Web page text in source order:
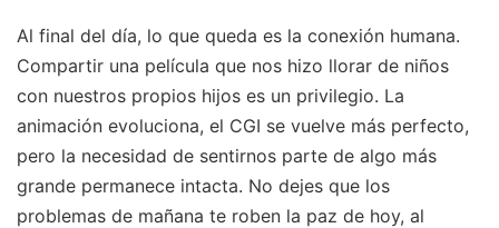
Al final del día, lo que queda es la conexión humana.
Compartir una película que nos hizo llorar de niños
con nuestros propios hijos es un privilegio. La
animación evoluciona, el CGI se vuelve más perfecto,
pero la necesidad de sentirnos parte de algo más
grande permanece intacta. No dejes que los
problemas de mañana te roben la paz de hoy, al